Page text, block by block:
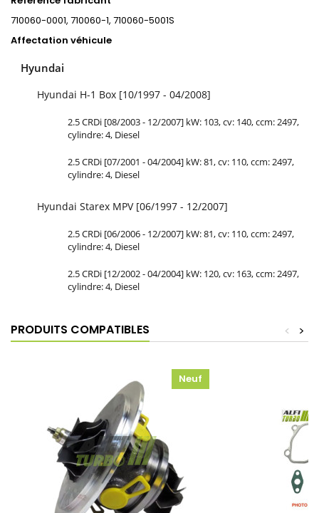
710060-0001, 710060-1, 710060-5001S
Affectation véhicule
Hyundai
Hyundai H-1 Box [10/1997 - 04/2008]
2.5 CRDi [08/2003 - 12/2007] kW: 103, cv: 140, ccm: 2497,
cylindre: 4, Diesel
2.5 CRDi [07/2001 - 04/2004] kW: 81, cv: 110, ccm: 2497,
cylindre: 4, Diesel
Hyundai Starex MPV [06/1997 - 12/2007]
2.5 CRDi [06/2006 - 12/2007] kW: 81, cv: 110, ccm: 2497,
cylindre: 4, Diesel
2.5 CRDi [12/2002 - 04/2004] kW: 120, cv: 163, ccm: 2497,
cylindre: 4, Diesel
PRODUITS COMPATIBLES >
<
Neuf